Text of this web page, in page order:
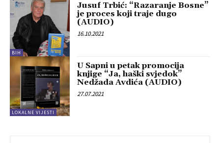
BIH
Jusuf Trbić: “Razaranje Bosne”
je proces koji traje dugo
(AUDIO)
16.10.2021
LOKALNE VIJESTI
U Sapni u petak promocija
knjige “Ja, haški svjedok”
Nedžada Avdića (AUDIO)
27.07.2021